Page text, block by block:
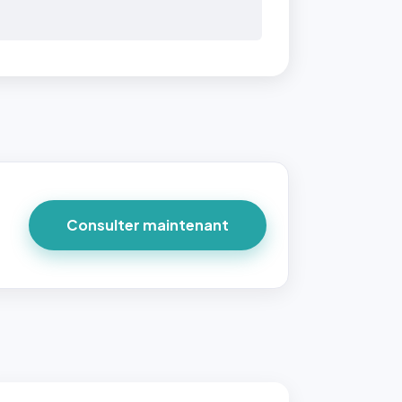
Consulter maintenant
par
1:1